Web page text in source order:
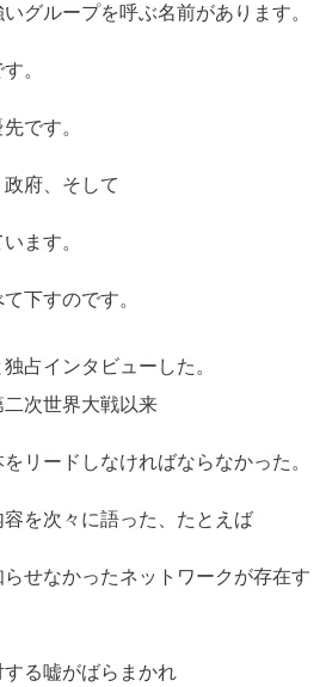
グループを呼ぶ名前があります。
。
です。
府、そして
ます。
下すのです。
占インタビューした。
次世界大戦以来
リードしなければならなかった。
を次々に語った、たとえば
せなかったネットワークが存在す
る嘘がばらまかれ